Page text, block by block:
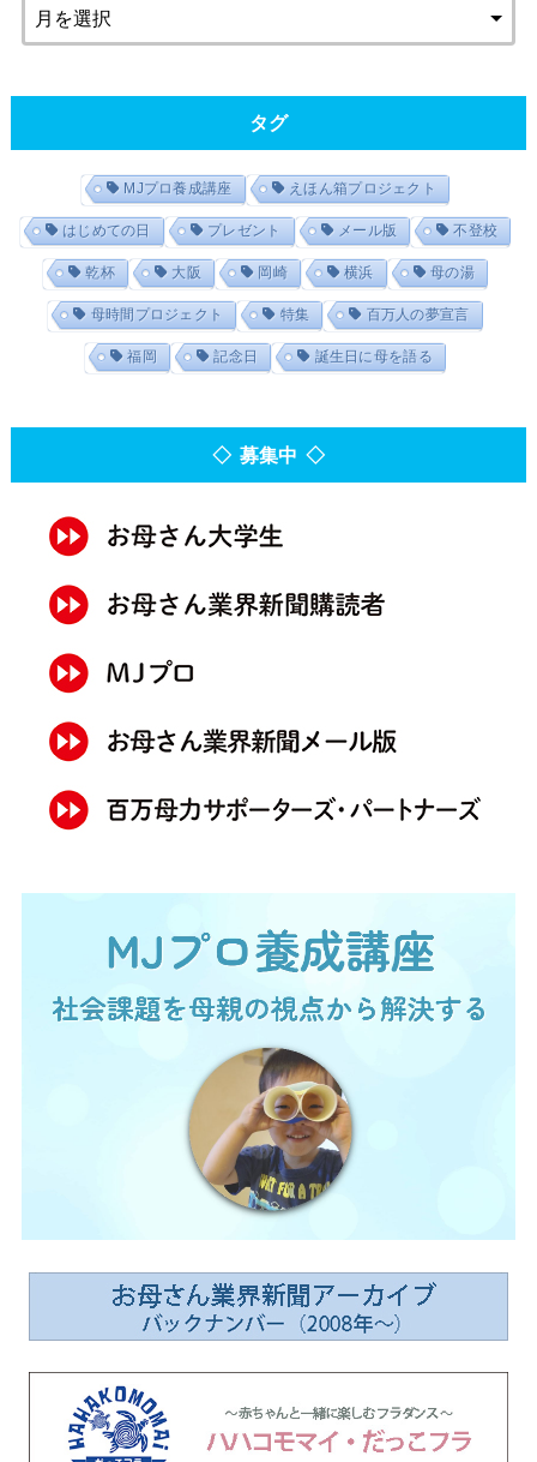
タグ
MJプロ養成講座 えほん箱プロジェクト
はじめての日 プレゼント メール版 不登校
乾杯 大阪 岡崎 横浜 母の湯
母時間プロジェクト 特集 百万人の夢宣言
福岡 記念日 誕生日に母を語る
◇ 募集中 ◇